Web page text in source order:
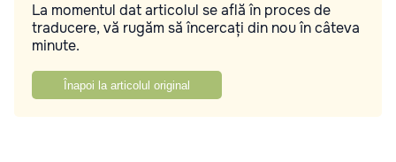
La momentul dat articolul se află în proces de
traducere, vă rugăm să încercați din nou în câteva
minute.
Înapoi la articolul original